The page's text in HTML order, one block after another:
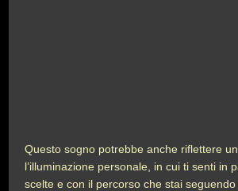
Questo sogno potrebbe anche riflettere
l’illuminazione personale, in cui ti senti in
scelte e con il percorso che stai seguendo